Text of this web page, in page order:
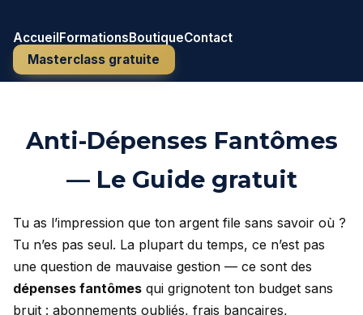
AccueilFormationsBoutiqueContact
Masterclass gratuite
Anti-Dépenses Fantômes
— Le Guide gratuit
Tu as l’impression que ton argent file sans savoir où ?
Tu n’es pas seul. La plupart du temps, ce n’est pas
une question de mauvaise gestion — ce sont des
dépenses fantômes qui grignotent ton budget sans
bruit : abonnements oubliés, frais bancaires,